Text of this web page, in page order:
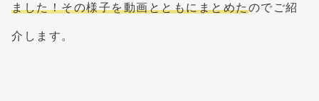
ました！その様子を動画とともにまとめたのでご紹
介します。